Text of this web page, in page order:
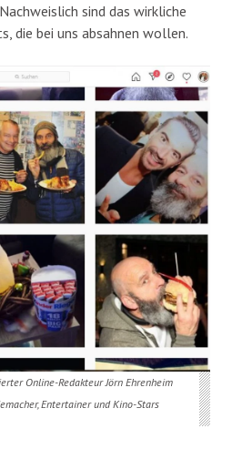
sind das wirkliche
die bei uns absahnen wollen.
Online-Redakteur Jörn Ehrenheim
Entertainer und Kino-Stars